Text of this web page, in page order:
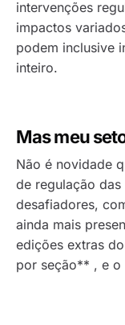
intervenções
impactos
podem inclusive
inteiro.
Mas meu
Não é novidade
de regulação
desafiadores,
ainda mais
edições extras
por seção** , e o